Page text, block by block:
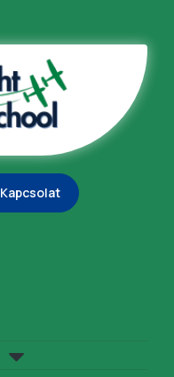
Kapcsolat